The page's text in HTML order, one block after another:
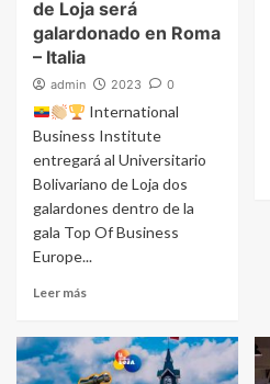
de Loja será
galardonado en Roma
– Italia
admin 2023 0
International
Business Institute
entregará al Universitario
Bolivariano de Loja dos
galardones dentro de la
gala Top Of Business
Europe...
Leer más